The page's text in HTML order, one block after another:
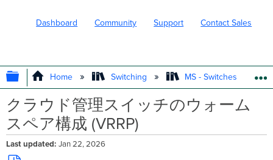
Dashboard Community Support Contact Sales
EXPAND/COLLAPSE GLOBAL
Home Switching MS - Switches
クラウド管理スイッチのウォーム
スペア構成 (VRRP)
Last updated Jan 22, 2026